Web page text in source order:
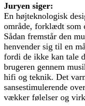
Juryen siger:
En højteknologisk
område, forklædt som
Sådan fremstår den
henvender sig til en
fordi de ikke kan tale
brugeren gennem
hifi og teknik. Det
sansestimulerende
vækker følelser og